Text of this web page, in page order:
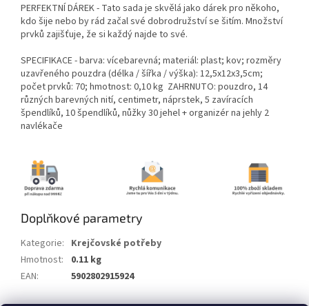
PERFEKTNÍ DÁREK - Tato sada je skvělá jako dárek pro někoho,
kdo šije nebo by rád začal své dobrodružství se šitím. Množství
prvků zajišťuje, že si každý najde to své.
SPECIFIKACE - barva: vícebarevná; materiál: plast; kov; rozměry
uzavřeného pouzdra (délka / šířka / výška): 12,5x12x3,5cm;
počet prvků: 70; hmotnost: 0,10 kg ZAHRNUTO: pouzdro, 14
různých barevných nití, centimetr, náprstek, 5 zavíracích
špendlíků, 10 špendlíků, nůžky 30 jehel + organizér na jehly 2
navlékače
Doplňkové parametry
Kategorie: Krejčovské potřeby
Hmotnost:
0.11 kg
EAN: 5902802915924